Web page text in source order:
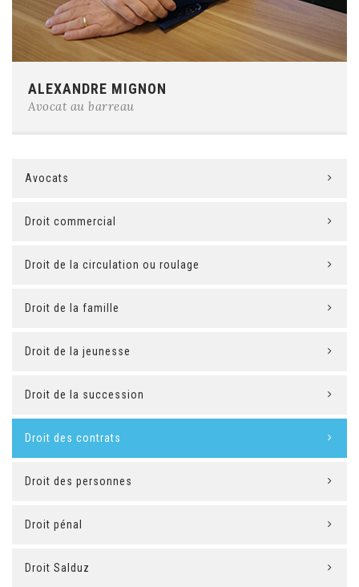
E-mail:am@cabinetmignoncremer.be
ALEXANDRE MIGNON
Avocat au barreau
Avocats
Droit commercial
Droit de la circulation ou roulage
Droit de la famille
Droit de la jeunesse
Droit de la succession
Droit des contrats
Droit des personnes
Droit pénal
Droit Salduz